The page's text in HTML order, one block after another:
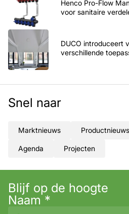
Henco Pro-Flow
voor sanitaire
DUCO introduceert
verschillende
Snel naar
Marktnieuws Productnieuws
Agenda Projecten
Blijf op de hoogte
Naam *